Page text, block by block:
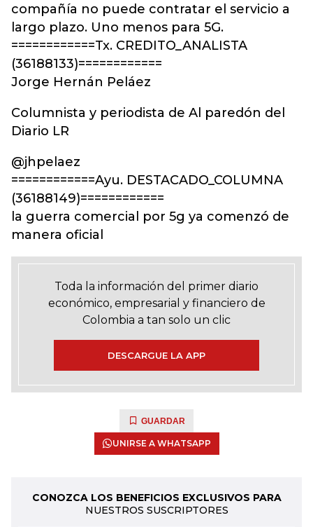
compañía no puede contratar el servicio a
largo plazo. Uno menos para 5G.
============Tx. CREDITO_ANALISTA
(36188133)============
Jorge Hernán Peláez
Columnista y periodista de Al paredón del
Diario LR
@jhpelaez
============Ayu. DESTACADO_COLUMNA
(36188149)============
la guerra comercial por 5g ya comenzó de
manera oficial
Toda la información del primer diario
económico, empresarial y financiero de
Colombia a tan solo un clic
DESCARGUE LA APP
GUARDAR
UNIRSE A WHATSAPP
CONOZCA LOS BENEFICIOS EXCLUSIVOS PARA
NUESTROS SUSCRIPTORES